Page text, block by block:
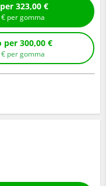
Compra con montaggio per 323,00 €
€ per gomma
Compra senza montaggio per 300,00 €
€ per gomma